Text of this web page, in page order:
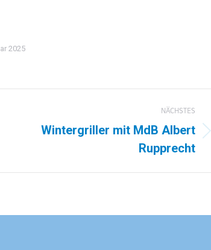
2025
NÄCHSTES
Wintergriller mit MdB Albert
Rupprecht